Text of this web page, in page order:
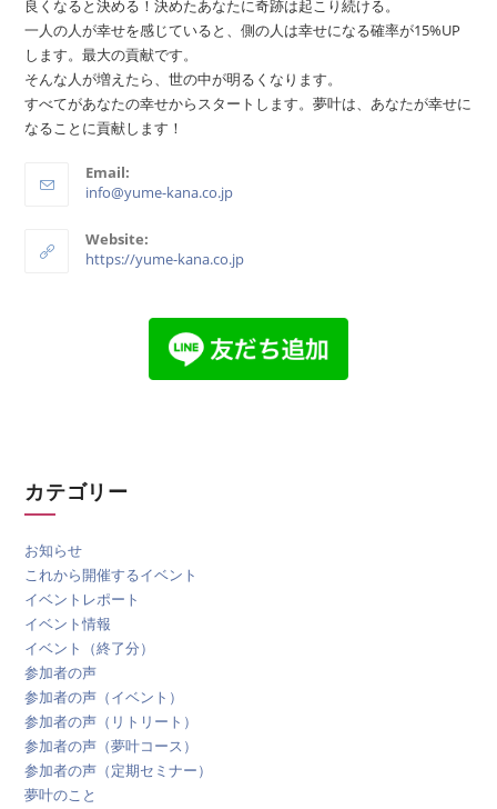
良くなると決める！決めたあなたに奇跡は起こり続ける。
一人の人が幸せを感じていると、側の人は幸せになる確率が15%UP
します。最大の貢献です。
そんな人が増えたら、世の中が明るくなります。
すべてがあなたの幸せからスタートします。夢叶は、あなたが幸せに
なることに貢献します！
Email:
info@yume-kana.co.jp
Website:
https://yume-kana.co.jp
カテゴリー
お知らせ
これから開催するイベント
イベントレポート
イベント情報
イベント（終了分）
参加者の声
参加者の声（イベント）
参加者の声（リトリート）
参加者の声（夢叶コース）
参加者の声（定期セミナー）
夢叶のこと